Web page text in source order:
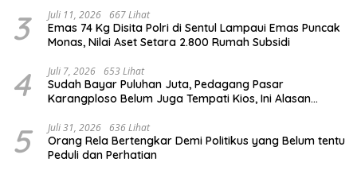
3 Juli 11, 2026 667 Lihat
Emas 74 Kg Disita Polri di Sentul Lampaui Emas Puncak
Monas, Nilai Aset Setara 2.800 Rumah Subsidi
4 Juli 7, 2026 653 Lihat
Sudah Bayar Puluhan Juta, Pedagang Pasar
Karangploso Belum Juga Tempati Kios, Ini Alasan
5 Juli 31, 2026 636 Lihat
Orang Rela Bertengkar Demi Politikus yang Belum tentu
Peduli dan Perhatian